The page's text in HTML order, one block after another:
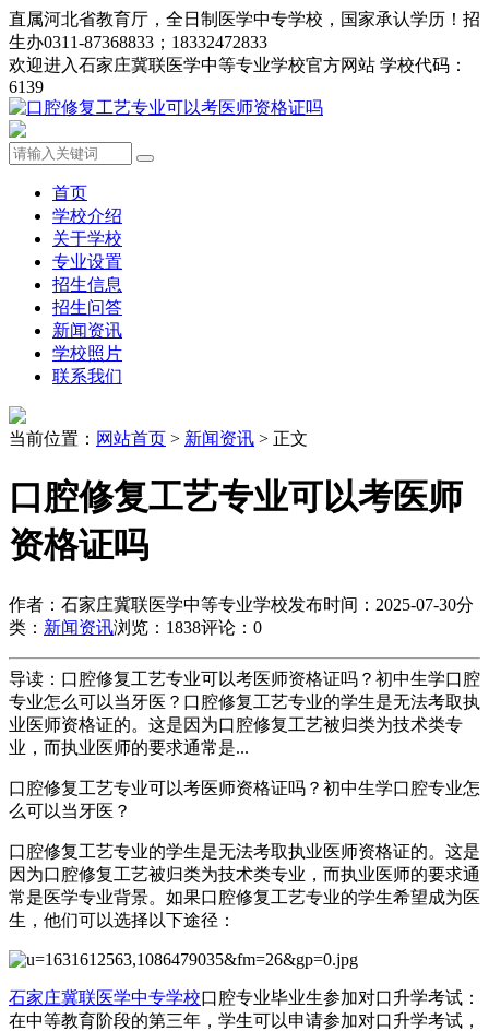
直属河北省教育厅，全日制医学中专学校，国家承认学历！招
生办0311-87368833；18332472833
欢迎进入石家庄冀联医学中等专业学校官方网站 学校代码：
6139
首页
学校介绍
关于学校
专业设置
招生信息
招生问答
新闻资讯
学校照片
联系我们
当前位置： 网站首页 > 新闻资讯 > 正文
口腔修复工艺专业可以考医师
资格证吗
作者：石家庄冀联医学中等专业学校发布时间：2025-07-30分
类： 新闻资讯浏览：1838评论：0
导读：口腔修复工艺专业可以考医师资格证吗？初中生学口腔
专业怎么可以当牙医？口腔修复工艺专业的学生是无法考取执
业医师资格证的。这是因为口腔修复工艺被归类为技术类专
业，而执业医师的要求通常是...
口腔修复工艺专业可以考医师资格证吗？初中生学口腔专业怎
么可以当牙医？
口腔修复工艺专业的学生是无法考取执业医师资格证的。这是
因为口腔修复工艺被归类为技术类专业，而执业医师的要求通
常是医学专业背景。如果口腔修复工艺专业的学生希望成为医
生，他们可以选择以下途径：
石家庄冀联医学中专学校口腔专业毕业生参加对口升学考试：
在中等教育阶段的第三年，学生可以申请参加对口升学考试，